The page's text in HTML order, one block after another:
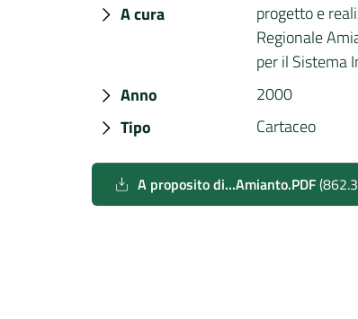
A cura
progetto e
Regionale
per il Sistema
Anno
2000
Tipo
Cartaceo
A proposito di...Amianto.PDF(